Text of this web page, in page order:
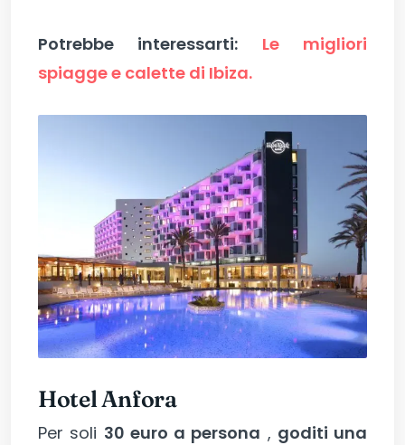
Potrebbe interessarti: Le migliori
spiagge e calette di Ibiza.
Hotel Anfora
Per soli 30 euro a persona , goditi una